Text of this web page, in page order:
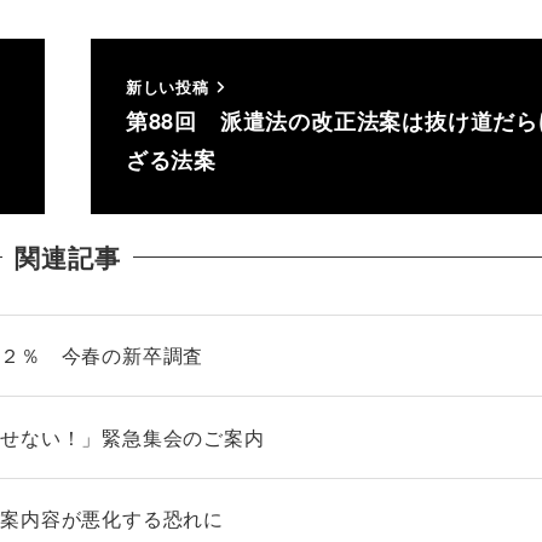
新しい投稿
第88回 派遣法の改正法案は抜け道だ
ざる法案
関連記事
２％ 今春の新卒調査
ない！」緊急集会のご案内
内容が悪化する恐れに